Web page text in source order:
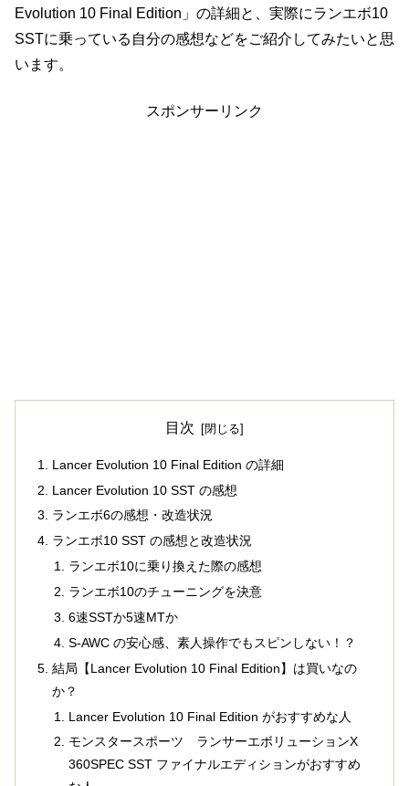
Evolution 10 Final Edition」の詳細と、実際にランエボ10
SSTに乗っている自分の感想などをご紹介してみたいと思
います。
スポンサーリンク
目次
Lancer Evolution 10 Final Edition の詳細
Lancer Evolution 10 SST の感想
ランエボ6の感想・改造状況
ランエボ10 SST の感想と改造状況
ランエボ10に乗り換えた際の感想
ランエボ10のチューニングを決意
6速SSTか5速MTか
S-AWC の安心感、素人操作でもスピンしない！？
結局【Lancer Evolution 10 Final Edition】は買いなの
か？
Lancer Evolution 10 Final Edition がおすすめな人
モンスタースポーツ ランサーエボリューションX
360SPEC SST ファイナルエディションがおすすめ